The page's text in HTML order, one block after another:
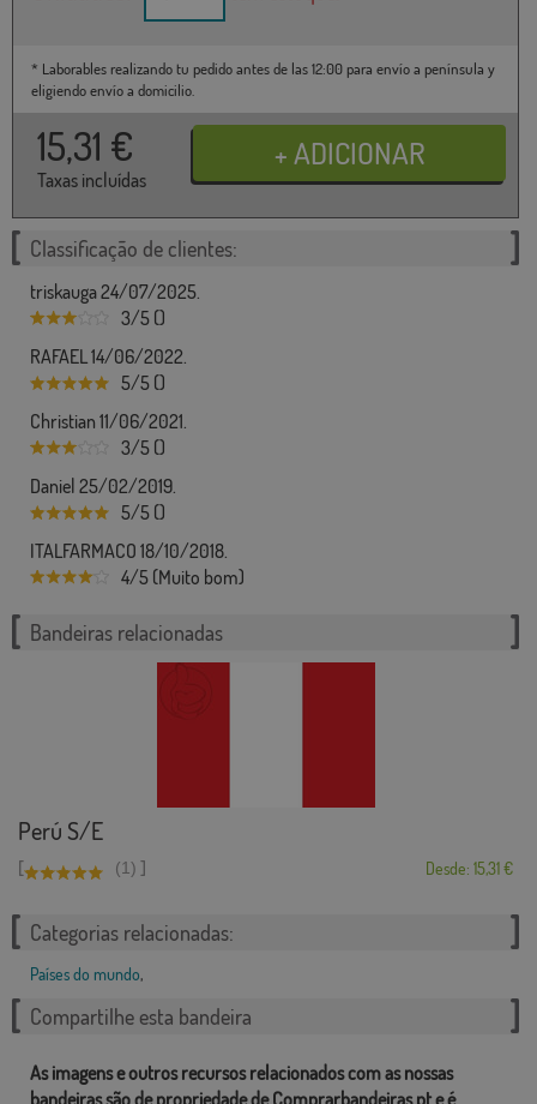
* Laborables realizando tu pedido antes de las 12:00 para envío a península y
eligiendo envío a domicilio.
15,31 €
Taxas incluídas
Classificação de clientes:
triskauga 24/07/2025.
3/5 ()
RAFAEL 14/06/2022.
5/5 ()
Christian 11/06/2021.
3/5 ()
Daniel 25/02/2019.
5/5 ()
ITALFARMACO 18/10/2018.
4/5 (Muito bom)
Bandeiras relacionadas
Perú S/E
[ (1) ] Desde: 15,31 €
Categorias relacionadas:
Países do mundo,
Compartilhe esta bandeira
As imagens e outros recursos relacionados com as nossas
bandeiras são de propriedade de Comprarbandeiras.pt e é